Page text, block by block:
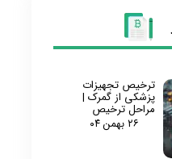
ترخیص تجهیزات
پزشکی از گمرک |
مراحل ترخیص
۲۶ بهمن ۰۴